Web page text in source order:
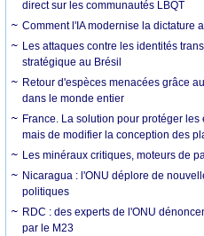
direct sur les communautés LBQT
Comment l'IA modernise la dictature
Les attaques contre les identités
stratégique au Brésil
Retour d'espèces menacées grâce
dans le monde entier
France. La solution pour protéger les
mais de modifier la conception des
Les minéraux critiques, moteurs de
Nicaragua : l'ONU déplore de
politiques
RDC : des experts de l'ONU
par le M23